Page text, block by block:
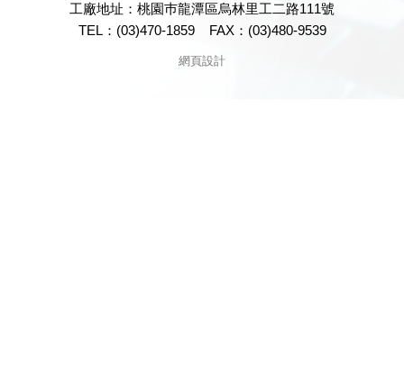
工廠地址：桃園巿龍潭區烏林里工二路111號
TEL：(03)470-1859
FAX：(03)480-9539
網頁設計